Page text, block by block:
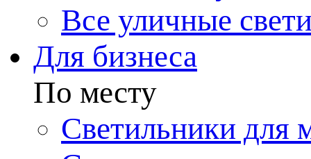
Все уличные
Для бизнеса
По месту
Светильники для